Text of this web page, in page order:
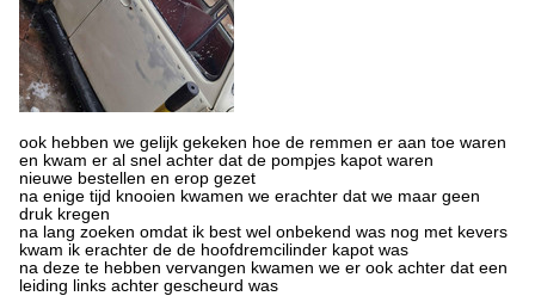
ook hebben we gelijk gekeken hoe de remmen er aan toe waren
en kwam er al snel achter dat de pompjes kapot waren
nieuwe bestellen en erop gezet
na enige tijd knooien kwamen we erachter dat we maar geen
druk kregen
na lang zoeken omdat ik best wel onbekend was nog met kevers
kwam ik erachter de de hoofdremcilinder kapot was
na deze te hebben vervangen kwamen we er ook achter dat een
leiding links achter gescheurd was